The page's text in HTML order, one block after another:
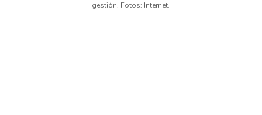
gestión. Fotos: Internet.